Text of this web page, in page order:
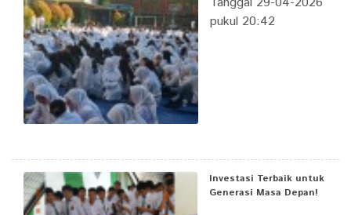
pukul 20:42
Investasi Terbaik untuk
Generasi Masa Depan!